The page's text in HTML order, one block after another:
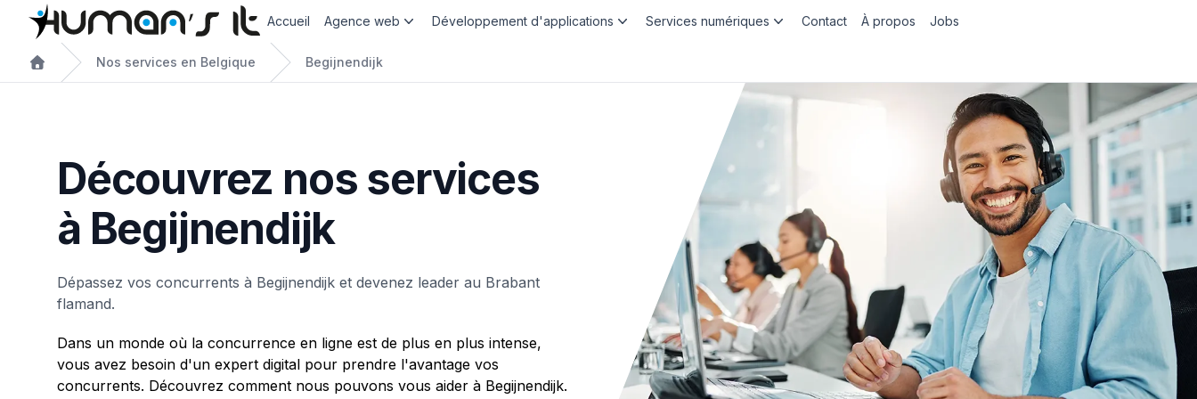
Accueil Agence web Développement d'applications Services numériques Contact À propos Jobs
Nos services en Belgique Begijnendijk
Découvrez nos services
à Begijnendijk
Dépassez vos concurrents à Begijnendijk et devenez leader au Brabant
flamand.
Dans un monde où la concurrence en ligne est de plus en plus intense,
vous avez besoin d'un expert digital pour prendre l'avantage vos
concurrents. Découvrez comment nous pouvons vous aider à Begijnendijk.